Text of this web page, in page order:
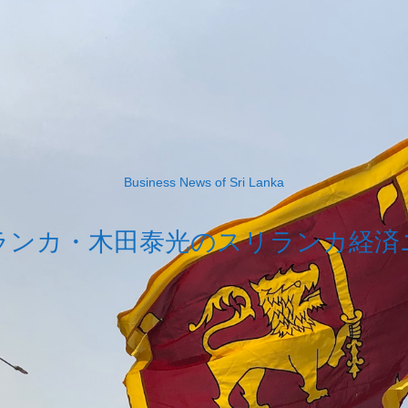
Business News of Sri Lanka
ンカ・木田泰光のスリランカ経済